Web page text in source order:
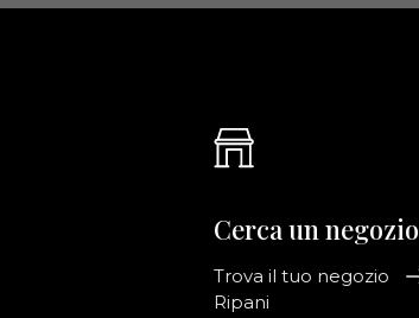
Cerca un negozio
Trova il tuo negozio
Ripani